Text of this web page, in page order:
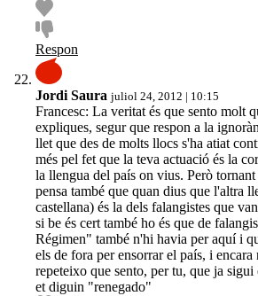
Respon
Jordi Saura juliol 24, 2012 | 10:15
Francesc: La veritat és que sento molt
expliques, segur que respon a la
llet que des de molts llocs s'ha atiat
més pel fet que la teva actuació és la
la llengua del país on vius. Però
pensa també que quan dius que l'altra
castellana) és la dels falangistes que
si be és cert també ho és que de
Régimen" també n'hi havia per aquí i
els de fora per ensorrar el país, i encara
repeteixo que sento, per tu, que ja sigui
et diguin "renegado"